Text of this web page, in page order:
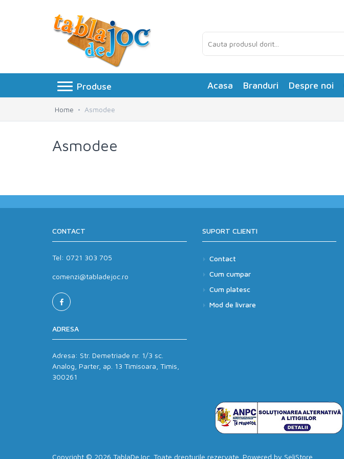
Toggle navigation
Produse Acasa Branduri Despre noi
Home Asmodee
Asmodee
CONTACT
Tel: 0721 303 705
comenzi@tabladejoc.ro
ADRESA
Adresa: Str. Demetriade nr. 1/3 sc.
Analog, Parter, ap. 13 Timisoara, Timis,
300261
SUPORT CLIENTI
Contact
Cum cumpar
Cum platesc
Mod de livrare
Copyright © 2026 TablaDeJoc. Toate drepturile rezervate. Powered by SeliStore